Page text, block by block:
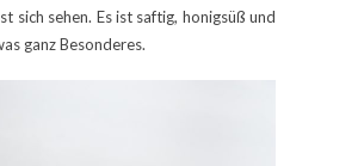
sich sehen. Es ist saftig, honigsüß und
ganz Besonderes.